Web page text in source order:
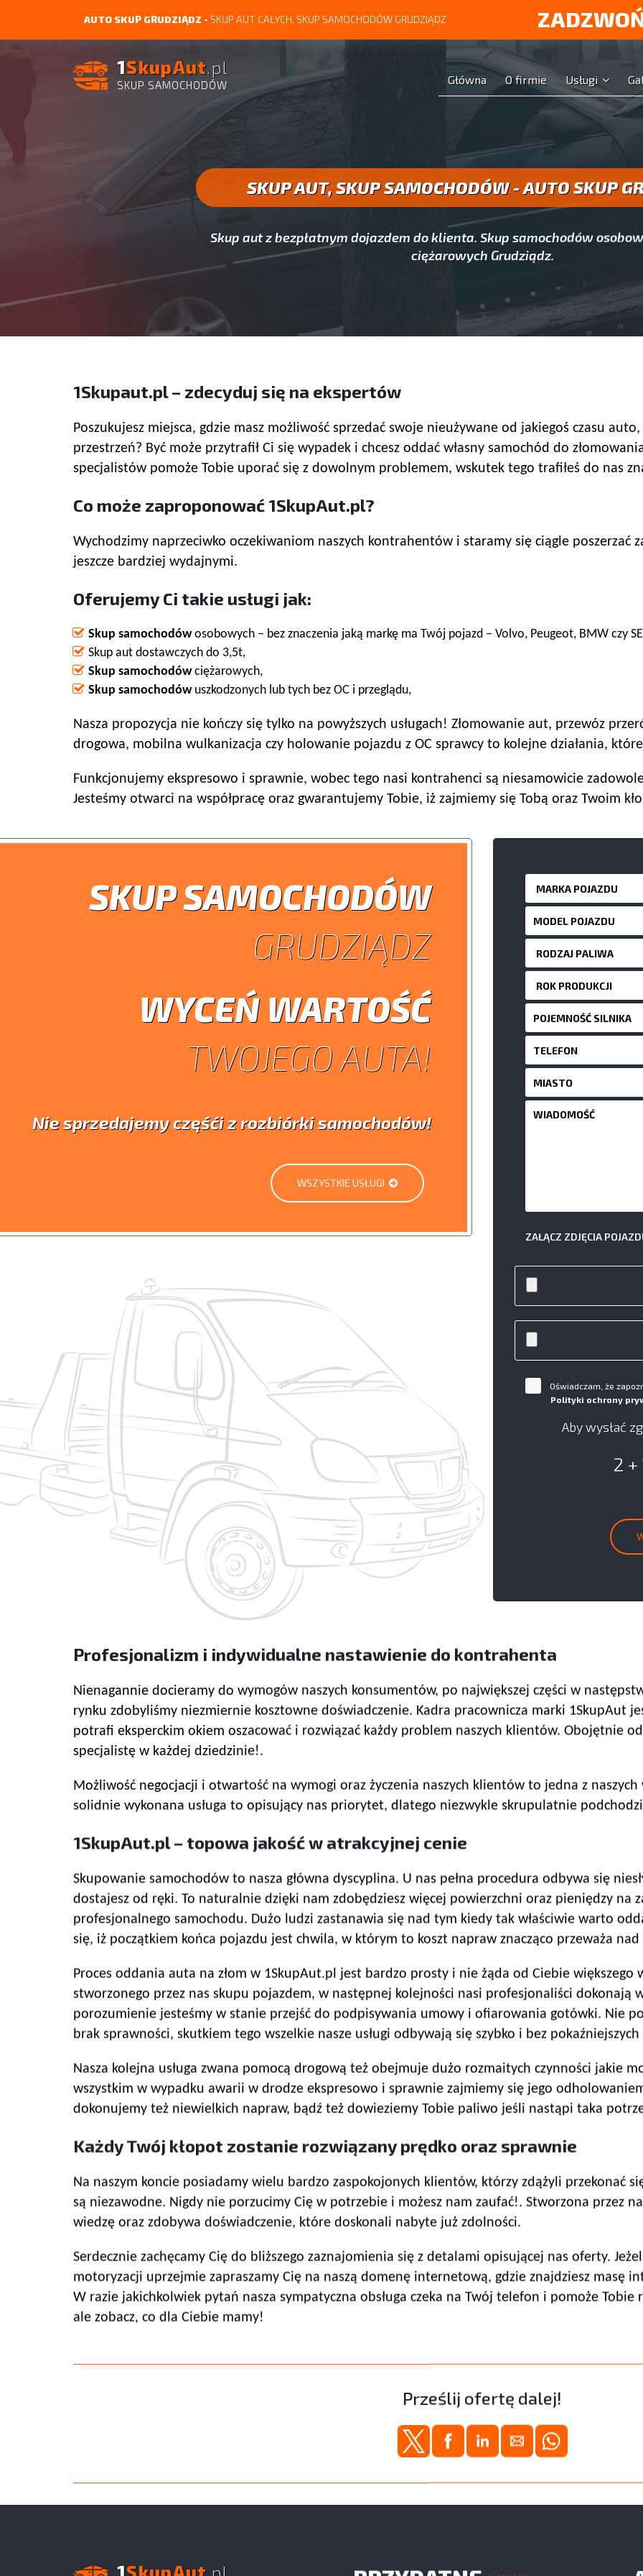
AUTO SKUP GRUDZIĄDZ - SKUP AUT CAŁYCH, SKUP SAMOCHODÓW GRUDZIĄDZ
1SkupAut.pl
SKUP SAMOCHODÓW Główna O firmie Usługi
SKUP AUT, SKUP SAMOCHODÓW - AUTO SKUP
Skup aut z bezpłatnym dojazdem do klienta. Skup samochodów
ciężarowych Grudziądz.
1Skupaut.pl – zdecyduj się na ekspertów
Poszukujesz miejsca, gdzie masz możliwość sprzedać swoje nieużywane od jakiegoś czasu
przestrzeń? Być może przytrafił Ci się wypadek i chcesz oddać własny samochód do
specjalistów pomoże Tobie uporać się z dowolnym problemem, wskutek tego trafiłeś do nas
Co może zaproponować 1SkupAut.pl?
Wychodzimy naprzeciwko oczekiwaniom naszych kontrahentów i staramy się ciągle poszerzać
jeszcze bardziej wydajnymi.
Oferujemy Ci takie usługi jak:
Skup samochodówosobowych – bez znaczenia jaką markę ma Twój pojazd – Volvo, Peugeot, BMW czy
Skup aut dostawczych do 3,5t,
Skup samochodówciężarowych,
Skup samochodówuszkodzonych lub tych bez OC i przeglądu,
Nasza propozycja nie kończy się tylko na powyższych usługach! Złomowanie aut, przewóz
drogowa, mobilna wulkanizacja czy holowanie pojazdu z OC sprawcy to kolejne działania,
Funkcjonujemy ekspresowo i sprawnie, wobec tego nasi kontrahenci są niesamowicie
Jesteśmy otwarci na współpracę oraz gwarantujemy Tobie, iż zajmiemy się Tobą oraz Twoim
SKUP SAMOCHODÓW
GRUDZIĄDZ
WYCEŃ WARTOŚĆ
TWOJEGO AUTA!
Nie sprzedajemy częśći z rozbiórki samochodów!
WSZYSTKIE USŁUGI
ZAŁĄCZ ZDJĘCIA
Oświadczam, że
Polityki ochrony
Aby wysłać
2 +
Profesjonalizm i indywidualne nastawienie do kontrahenta
Nienagannie docieramy do wymogów naszych konsumentów, po największej części w
rynku zdobyliśmy niezmiernie kosztowne doświadczenie. Kadra pracownicza marki 1SkupAut
potrafi eksperckim okiem oszacować i rozwiązać każdy problem naszych klientów. Obojętnie
specjalistę w każdej dziedzinie!.
Możliwość negocjacji i otwartość na wymogi oraz życzenia naszych klientów to jedna z
solidnie wykonana usługa to opisujący nas priorytet, dlatego niezwykle skrupulatnie
1SkupAut.pl – topowa jakość w atrakcyjnej cenie
Skupowanie samochodów to nasza główna dyscyplina. U nas pełna procedura odbywa się
dostajesz od ręki. To naturalnie dzięki nam zdobędziesz więcej powierzchni oraz pieniędzy na
profesjonalnego samochodu. Dużo ludzi zastanawia się nad tym kiedy tak właściwie warto
się, iż początkiem końca pojazdu jest chwila, w którym to koszt napraw znacząco przeważa
Proces oddania auta na złom w 1SkupAut.pl jest bardzo prosty i nie żąda od Ciebie większego
stworzonego przez nas skupu pojazdem, w następnej kolejności nasi profesjonaliści dokonają
porozumienie jesteśmy w stanie przejść do podpisywania umowy i ofiarowania gotówki. Nie
brak sprawności, skutkiem tego wszelkie nasze usługi odbywają się szybko i bez
Nasza kolejna usługa zwana pomocą drogową też obejmuje dużo rozmaitych czynności jakie
wszystkim w wypadku awarii w drodze ekspresowo i sprawnie zajmiemy się jego
dokonujemy też niewielkich napraw, bądź też dowieziemy Tobie paliwo jeśli nastąpi taka
Każdy Twój kłopot zostanie rozwiązany prędko oraz sprawnie
Na naszym koncie posiadamy wielu bardzo zaspokojonych klientów, którzy zdążyli przekonać
są niezawodne. Nigdy nie porzucimy Cię w potrzebie i możesz nam zaufać!. Stworzona przez
wiedzę oraz zdobywa doświadczenie, które doskonali nabyte już zdolności.
Serdecznie zachęcamy Cię do bliższego zaznajomienia się z detalami opisującej nas oferty.
motoryzacji uprzejmie zapraszamy Cię na naszą domenę internetową, gdzie znajdziesz masę
W razie jakichkolwiek pytań nasza sympatyczna obsługa czeka na Twój telefon i pomoże Tobie
ale zobacz, co dla Ciebie mamy!
Prześlij ofertę dalej!